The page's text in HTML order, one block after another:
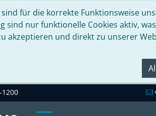
sind für die korrekte Funktionsweise
sind nur funktionelle Cookies aktiv,
akzeptieren und direkt zu unserer